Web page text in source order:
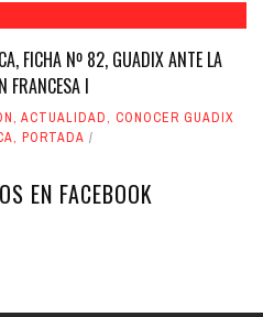
FICHA Nº 82, GUADIX ANTE LA
FRANCESA I
, ACTUALIDAD, CONOCER GUADIX
, PORTADA
EN FACEBOOK